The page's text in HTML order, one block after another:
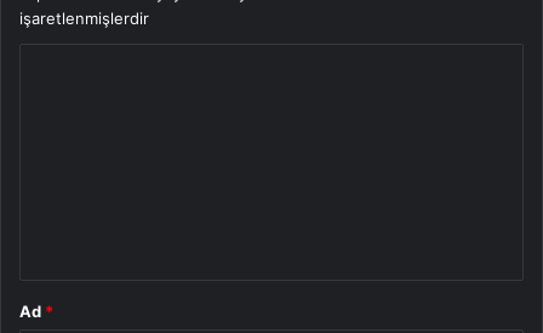
işaretlenmişlerdir
Ad *